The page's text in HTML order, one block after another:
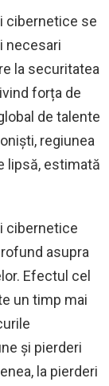
cibernetice se
necesari
la securitatea
forța de
de talente
regiunea
lipsă, estimată
cibernetice
asupra
Efectul cel
un timp mai
și pierderi
la pierderi